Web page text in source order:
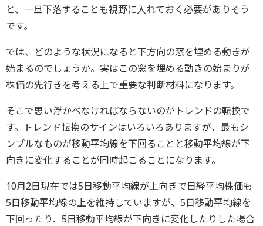
と、一旦下落することも視野に入れておく必要がありそう
です。
では、どのような状況になると下方向の窓を埋める動きが
始まるのでしょうか。実はこの窓を埋める動きの始まりが
株価の先行きを考える上で重要な判断材料になります。
そこで思い浮かべなければならないのがトレンドの転換で
す。トレンド転換のサインはいろいろありますが、最もシ
ンプルなものが移動平均線を下回ることと移動平均線が下
向きに変化することが同時起こることになります。
10月2日現在では5日移動平均線が上向きで日経平均株価も
5日移動平均線の上を維持していますが、5日移動平均線を
下回ったり、5日移動平均線が下向きに変化したりした場合